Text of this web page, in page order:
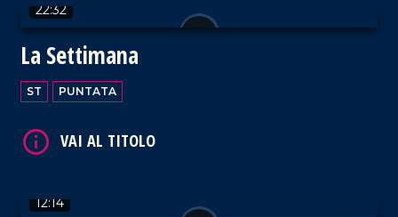
22:32
La Settimana
ST PUNTATA
12:14